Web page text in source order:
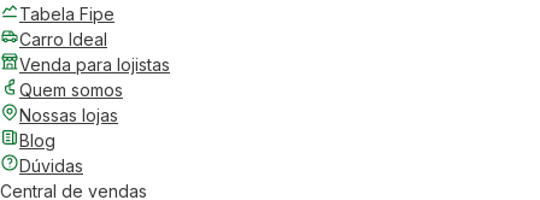
Tabela Fipe
Carro Ideal
Venda para lojistas
Quem somos
Nossas lojas
Blog
Dúvidas
Central de vendas